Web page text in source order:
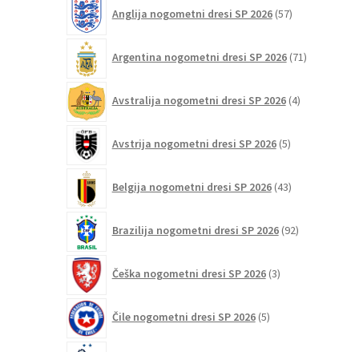
strani
Anglija nogometni dresi SP 2026 57izdelkov
Argentina nogometni dresi SP 2026 71izdelkov
Avstralija nogometni dresi SP 2026 4izdelki
Avstrija nogometni dresi SP 2026 5izdelkov
Belgija nogometni dresi SP 2026 43izdelkov
Brazilija nogometni dresi SP 2026 92izdelkov
Češka nogometni dresi SP 2026 3izdelki
Čile nogometni dresi SP 2026 5izdelkov